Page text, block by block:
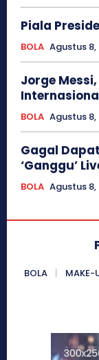
Piala
BOLA Agustus 8,
Jorge
BOLA Agustus 8,
Gagal
‘Ganggu’
BOLA Agustus 8,
BOLA MAKE-